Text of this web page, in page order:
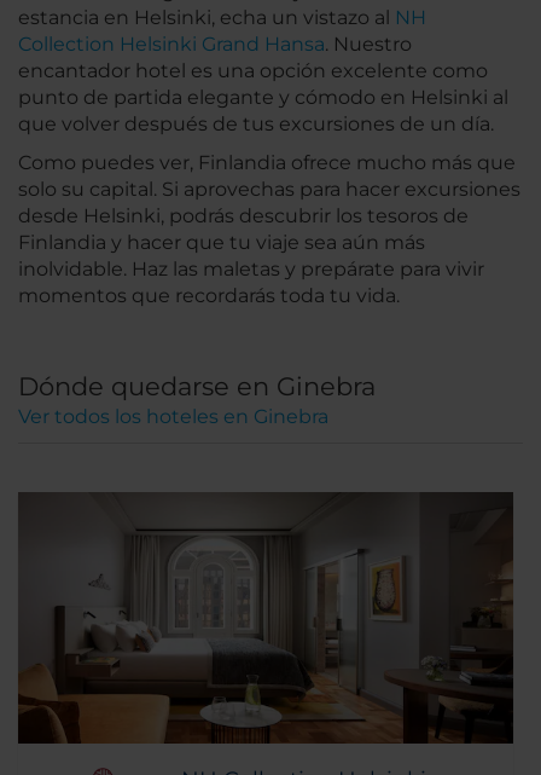
estancia en Helsinki, echa un vistazo al NH
Collection Helsinki Grand Hansa. Nuestro
encantador hotel es una opción excelente como
punto de partida elegante y cómodo en Helsinki al
que volver después de tus excursiones de un día.
Como puedes ver, Finlandia ofrece mucho más que
solo su capital. Si aprovechas para hacer excursiones
desde Helsinki, podrás descubrir los tesoros de
Finlandia y hacer que tu viaje sea aún más
inolvidable. Haz las maletas y prepárate para vivir
momentos que recordarás toda tu vida.
Dónde quedarse en Ginebra
Ver todos los hoteles en Ginebra